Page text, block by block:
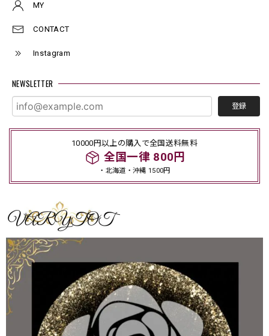
MY
CONTACT
Instagram
NEWSLETTER
登録
10000円以上の購入で全国送料無料
全国一律 800円
・北海道・沖縄 1500円